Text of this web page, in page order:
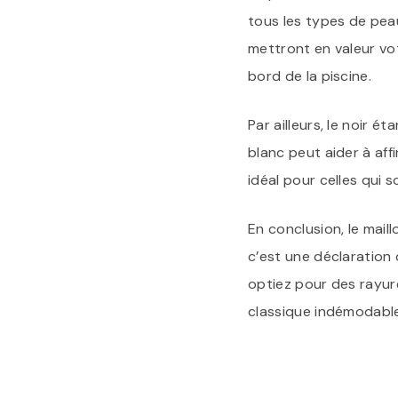
tous les types de
mettront en valeur
bord de la piscine.
Par ailleurs, le noir
blanc peut aider à
idéal pour celles qui
En conclusion, le
c’est une
optiez pour des
classique